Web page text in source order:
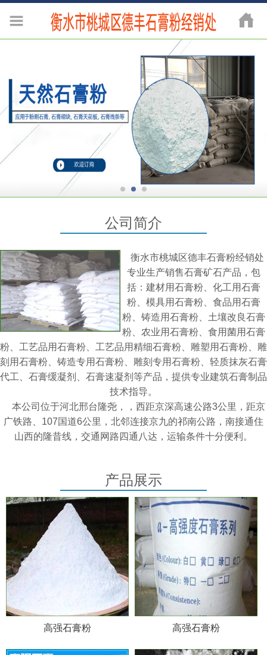
公司简介
衡水市桃城区德丰石膏粉经销处
专业生产销售石膏矿石产品，包
括：建材用石膏粉、化工用石膏
粉、模具用石膏粉、食品用石膏
粉、铸造用石膏粉、土壤改良石膏
粉、农业用石膏粉、食用菌用石膏
粉、工艺品用石膏粉、工艺品用精细石膏粉、雕塑用石膏粉、雕
刻用石膏粉、铸造专用石膏粉、雕刻专用石膏粉、轻质抹灰石膏
代工、石膏缓凝剂、石膏速凝剂等产品，提供专业建筑石膏制品
技术指导。
本公司位于河北邢台隆尧，，西距京深高速公路3公里，距京
广铁路、107国道6公里，北邻连接京九的祁南公路，南接通住
山西的隆昔线，交通网路四通八达，运输条件十分便利。
产品展示
高强石膏粉 高强石膏粉